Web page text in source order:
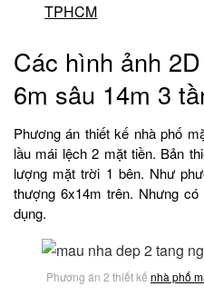
TPHCM
Các hình ảnh
6m sâu 14m 3
Phương án thiết kế nhà phố
lầu mái lệch 2 mặt tiền. Bản
lượng mặt trời 1 bên. Như
thượng 6x14m trên. Nhưng
dụng.
Phương án 2 thiết kế nhà phố